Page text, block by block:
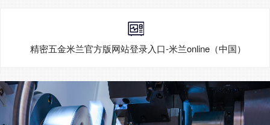
精密五金米兰官方版网站登录入口-米兰online（中国）